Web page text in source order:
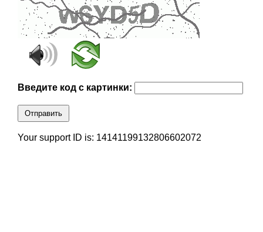
Введите код с картинки:
Отправить
Your support ID is: 14141199132806602072